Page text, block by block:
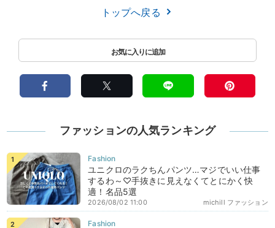
トップへ戻る
ファッションの人気ランキング
ユニクロのラクちんパンツ…マジでいい仕事
するわ～♡手抜きに見えなくてとにかく快
適！名品5選
michill ファッション
2026/08/02 11:00